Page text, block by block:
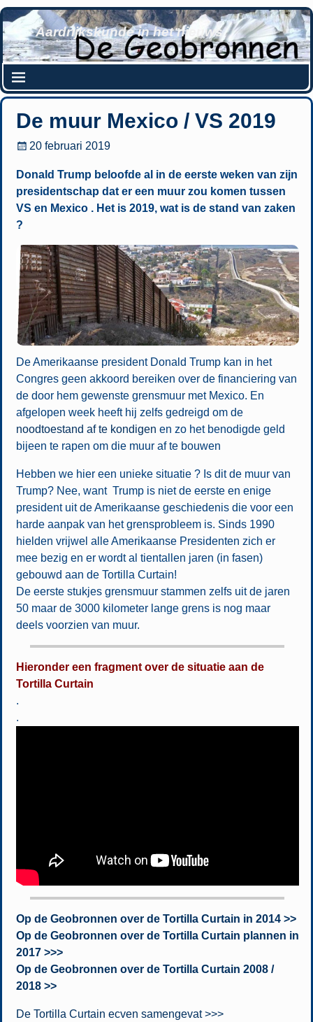
Aardrijkskunde in het nieuws
De muur Mexico / VS 2019
20 februari 2019
Donald Trump beloofde al in de eerste weken van zijn
presidentschap dat er een muur zou komen tussen
VS en Mexico . Het is 2019, wat is de stand van zaken
?
De Amerikaanse president Donald Trump kan in het
Congres geen akkoord bereiken over de financiering van
de door hem gewenste grensmuur met Mexico. En
afgelopen week heeft hij zelfs gedreigd om de
noodtoestand af te kondigen en zo het benodigde geld
bijeen te rapen om die muur af te bouwen
Hebben we hier een unieke situatie ? Is dit de muur van
Trump? Nee, want Trump is niet de eerste en enige
president uit de Amerikaanse geschiedenis die voor een
harde aanpak van het grensprobleem is. Sinds 1990
hielden vrijwel alle Amerikaanse Presidenten zich er
mee bezig en er wordt al tientallen jaren (in fasen)
gebouwd aan de Tortilla Curtain!
De eerste stukjes grensmuur stammen zelfs uit de jaren
50 maar de 3000 kilometer lange grens is nog maar
deels voorzien van muur.
Hieronder een fragment over de situatie aan de
Tortilla Curtain
.
.
Op de Geobronnen over de Tortilla Curtain in 2014 >>
Op de Geobronnen over de Tortilla Curtain plannen in
2017 >>>
Op de Geobronnen over de Tortilla Curtain 2008 /
2018 >>
De Tortilla Curtain ecven samengevat >>>